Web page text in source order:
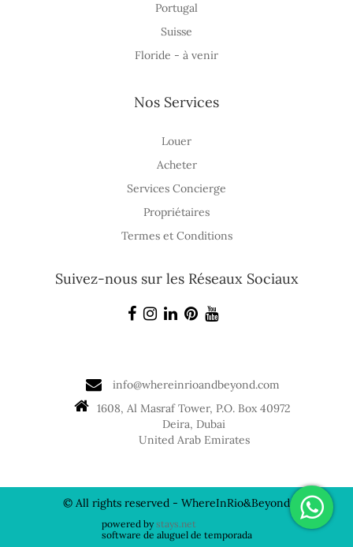
Portugal
Suisse
Floride - à venir
Nos Services
Louer
Acheter
Services Concierge
Propriétaires
Termes et Conditions
Suivez-nous sur les Réseaux Sociaux
info@whereinrioandbeyond.com
1608, Al Masraf Tower, P.O. Box 40972
Deira, Dubai
United Arab Emirates
© All rights reserved - WhereInRio&Beyond
powered bystays.net
software de aluguel de temporada